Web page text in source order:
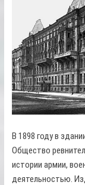
В 1898 году в
Общество
истории армии,
деятельностью.